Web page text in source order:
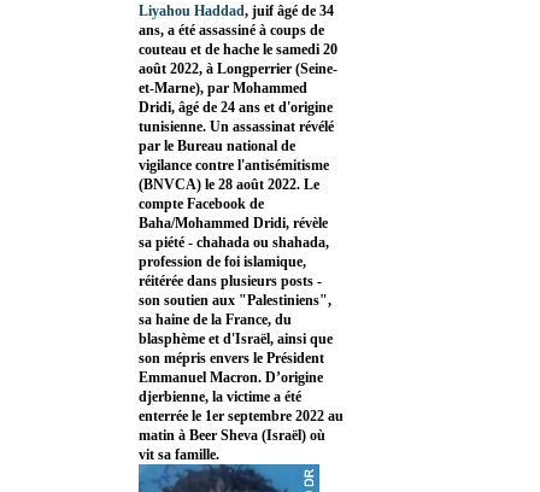
Liyahou Haddad, juif âgé de 34
ans, a été assassiné à coups de
couteau et de hache le samedi 20
août 2022, à Longperrier (Seine-
et-Marne), par Mohammed
Dridi, âgé de 24 ans et d'origine
tunisienne. Un assassinat révélé
par le Bureau national de
vigilance contre l'antisémitisme
(BNVCA) le 28 août 2022. Le
compte Facebook de
Baha/Mohammed Dridi, révèle
sa piété - chahada ou shahada,
profession de foi islamique,
réitérée dans plusieurs posts -
son soutien aux "Palestiniens",
sa haine de la France, du
blasphème et d'Israël, ainsi que
son mépris envers le Président
Emmanuel Macron. D’origine
djerbienne, la victime a été
enterrée le 1er septembre 2022 au
matin à Beer Sheva (Israël) où
vit sa famille.